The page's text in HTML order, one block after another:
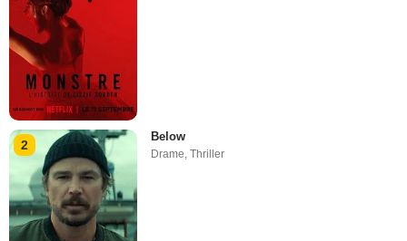
2
Below
Drame ,Thriller